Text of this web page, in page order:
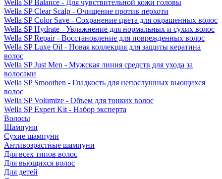
Wella SP Balance - Для чувствительной кожи головы
Wella SP Clear Scalp - Очищение против перхоти
Wella SP Color Save - Сохранение цвета для окрашенных волос
Wella SP Hydrate - Увлажнение для нормальных и сухих волос
Wella SP Repair - Восстановление для поврежденных волос
Wella SP Luxe Oil - Новая коллекция для защиты кератина
волос
Wella SP Just Men - Мужская линия средств для ухода за
волосами
Wella SP Smoothen - Гладкость для непослушных вьющихся
волос
Wella SP Volumize - Объем для тонких волос
Wella SP Expert Kit - Набор эксперта
Волосы
Шампуни
Сухие шампуни
Антивозрастные шампуни
Для всех типов волос
Для вьющихся волос
Для детей